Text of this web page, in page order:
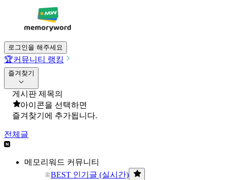
로그인을 해주세요
🏆커뮤니티 랭킹
즐겨찾기
게시판 제목의
아이콘을 선택하면
즐겨찾기에 추가됩니다.
전체글
메모리워드 커뮤니티
BEST 인기글 (실시간)